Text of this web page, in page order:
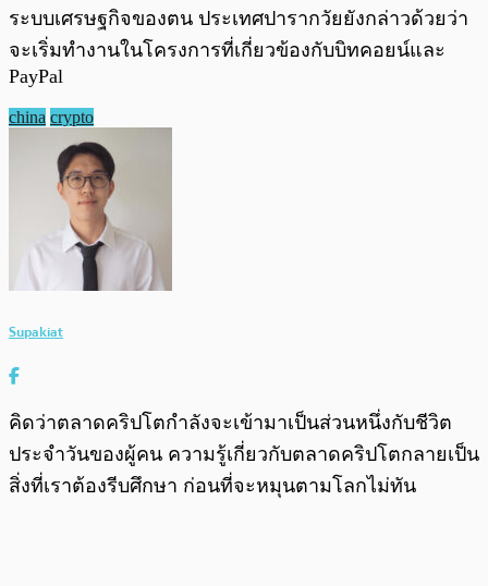
ระบบเศรษฐกิจของตน ประเทศปารากวัยยังกล่าวด้วยว่า
จะเริ่มทำงานในโครงการที่เกี่ยวข้องกับบิทคอยน์และ
PayPal
china crypto
Supakiat
คิดว่าตลาดคริปโตกำลังจะเข้ามาเป็นส่วนหนึ่งกับชีวิต
ประจำวันของผู้คน ความรู้เกี่ยวกับตลาดคริปโตกลายเป็น
สิ่งที่เราต้องรีบศึกษา ก่อนที่จะหมุนตามโลกไม่ทัน